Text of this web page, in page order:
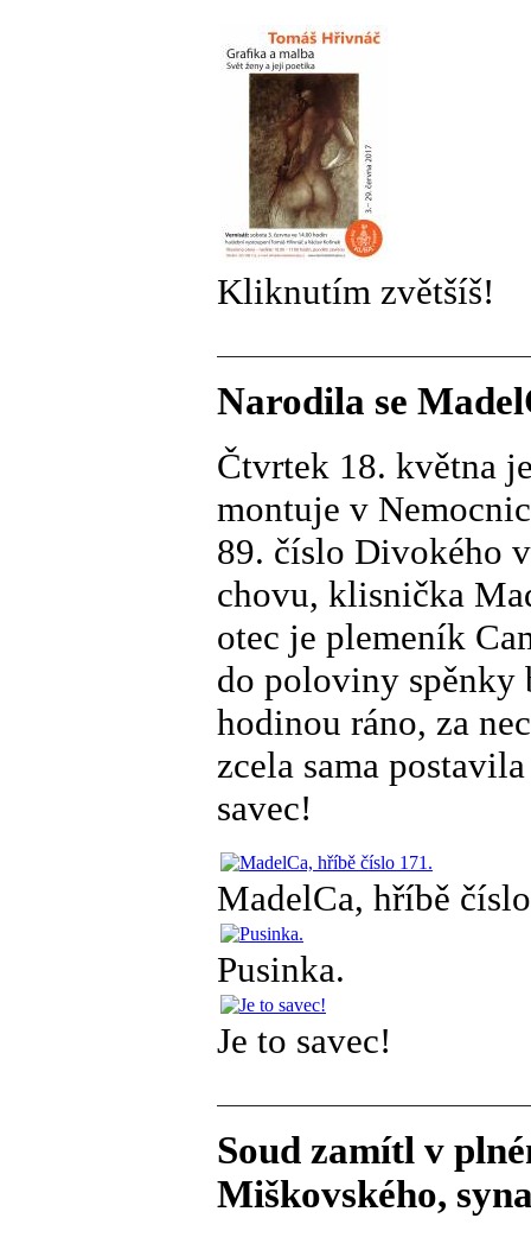
Kliknutím zvětšíš!
Narodila se
Čtvrtek 18. května
montuje v
89. číslo Divokého
chovu, klisnička
otec je plemeník
do poloviny spěnky
hodinou ráno, za
zcela sama
savec!
MadelCa, hříbě
Pusinka.
Je to savec!
Soud zamítl v
Miškovského,